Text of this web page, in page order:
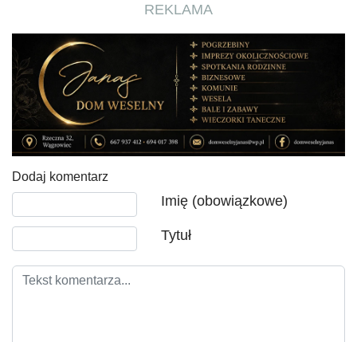
REKLAMA
Dodaj komentarz
Imię (obowiązkowe)
Tytuł
Tekst komentarza